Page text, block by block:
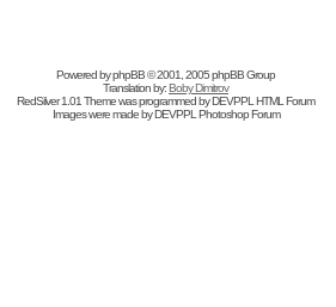
Powered byphpBB© 2001, 2005 phpBB Group
Translation by:Boby Dimitrov
RedSilver 1.01 Theme was programmed byDEVPPL HTML Forum
Images were made byDEVPPL Photoshop Forum